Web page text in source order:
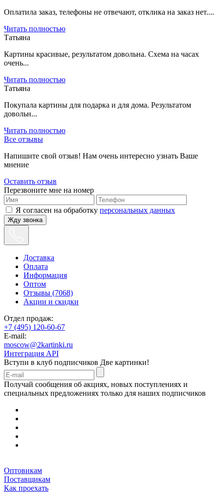
Оплатила заказ, телефоны не отвечают, отклика на заказ нет....
Читать полностью
Татьяна
Картины красивые, результатом довольна. Схема на часах
очень...
Читать полностью
Татьяна
Покупала картины для подарка и для дома. Результатом
довольн...
Читать полностью
Все отзывы
Напишите свой отзыв! Нам очень интересно узнать Ваше
мнение
Оставить отзыв
Перезвоните мне на номер
Я согласен на обработку персональных данных
Жду звонка
Доставка
Оплата
Информация
Оптом
Отзывы (7068)
Акции и скидки
Отдел продаж:
+7 (495) 120-60-67
E-mail:
moscow@2kartinki.ru
Интеграция API
Вступи в клуб подписчиков Две картинки!
Получай сообщения об акциях, новых поступлениях и
специальных предложениях только для наших подписчиков
Оптовикам
Поставщикам
Как проехать